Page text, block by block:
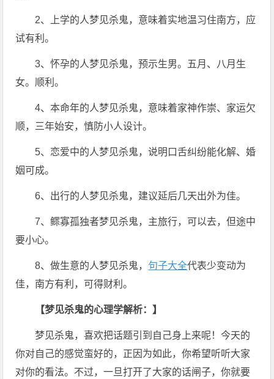
2、上学的人梦见杀鬼，意味着实地温习住南方，应
试有利。
3、怀孕的人梦见杀鬼，预示生男。五月、八月生
女。顺利。
4、本命年的人梦见杀鬼，意味着家神作崇、家运欠
顺，三年始安，慎防小人设计。
5、恋爱中的人梦见杀鬼，说明口舌纠纷能化解、婚
姻可成。
6、出行的人梦见杀鬼，建议延后几天出外为佳。
7、鳏寡孤独者梦见杀鬼，主旅行，可以去，但途中
要小心。
8、做生意的人梦见杀鬼， 句子大全代表少变动为
佳，南方有利，可得财利。
【梦见杀鬼的心理学解析：】
梦见杀鬼，喜欢把话题引到自己身上来呢！今天的
你对自己的感觉蛮好的，正因为如此，你希望听听大家
对你的看法。不过，一旦打开了大家的话闸子，你就要